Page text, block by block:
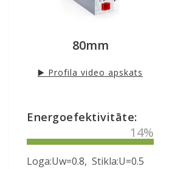
Austrija furnitūra MACO
80mm
▶️ Profila video apskats
Energoefektivitāte:
40%
Loga:Uw=0.8, Stikla:U=0.5